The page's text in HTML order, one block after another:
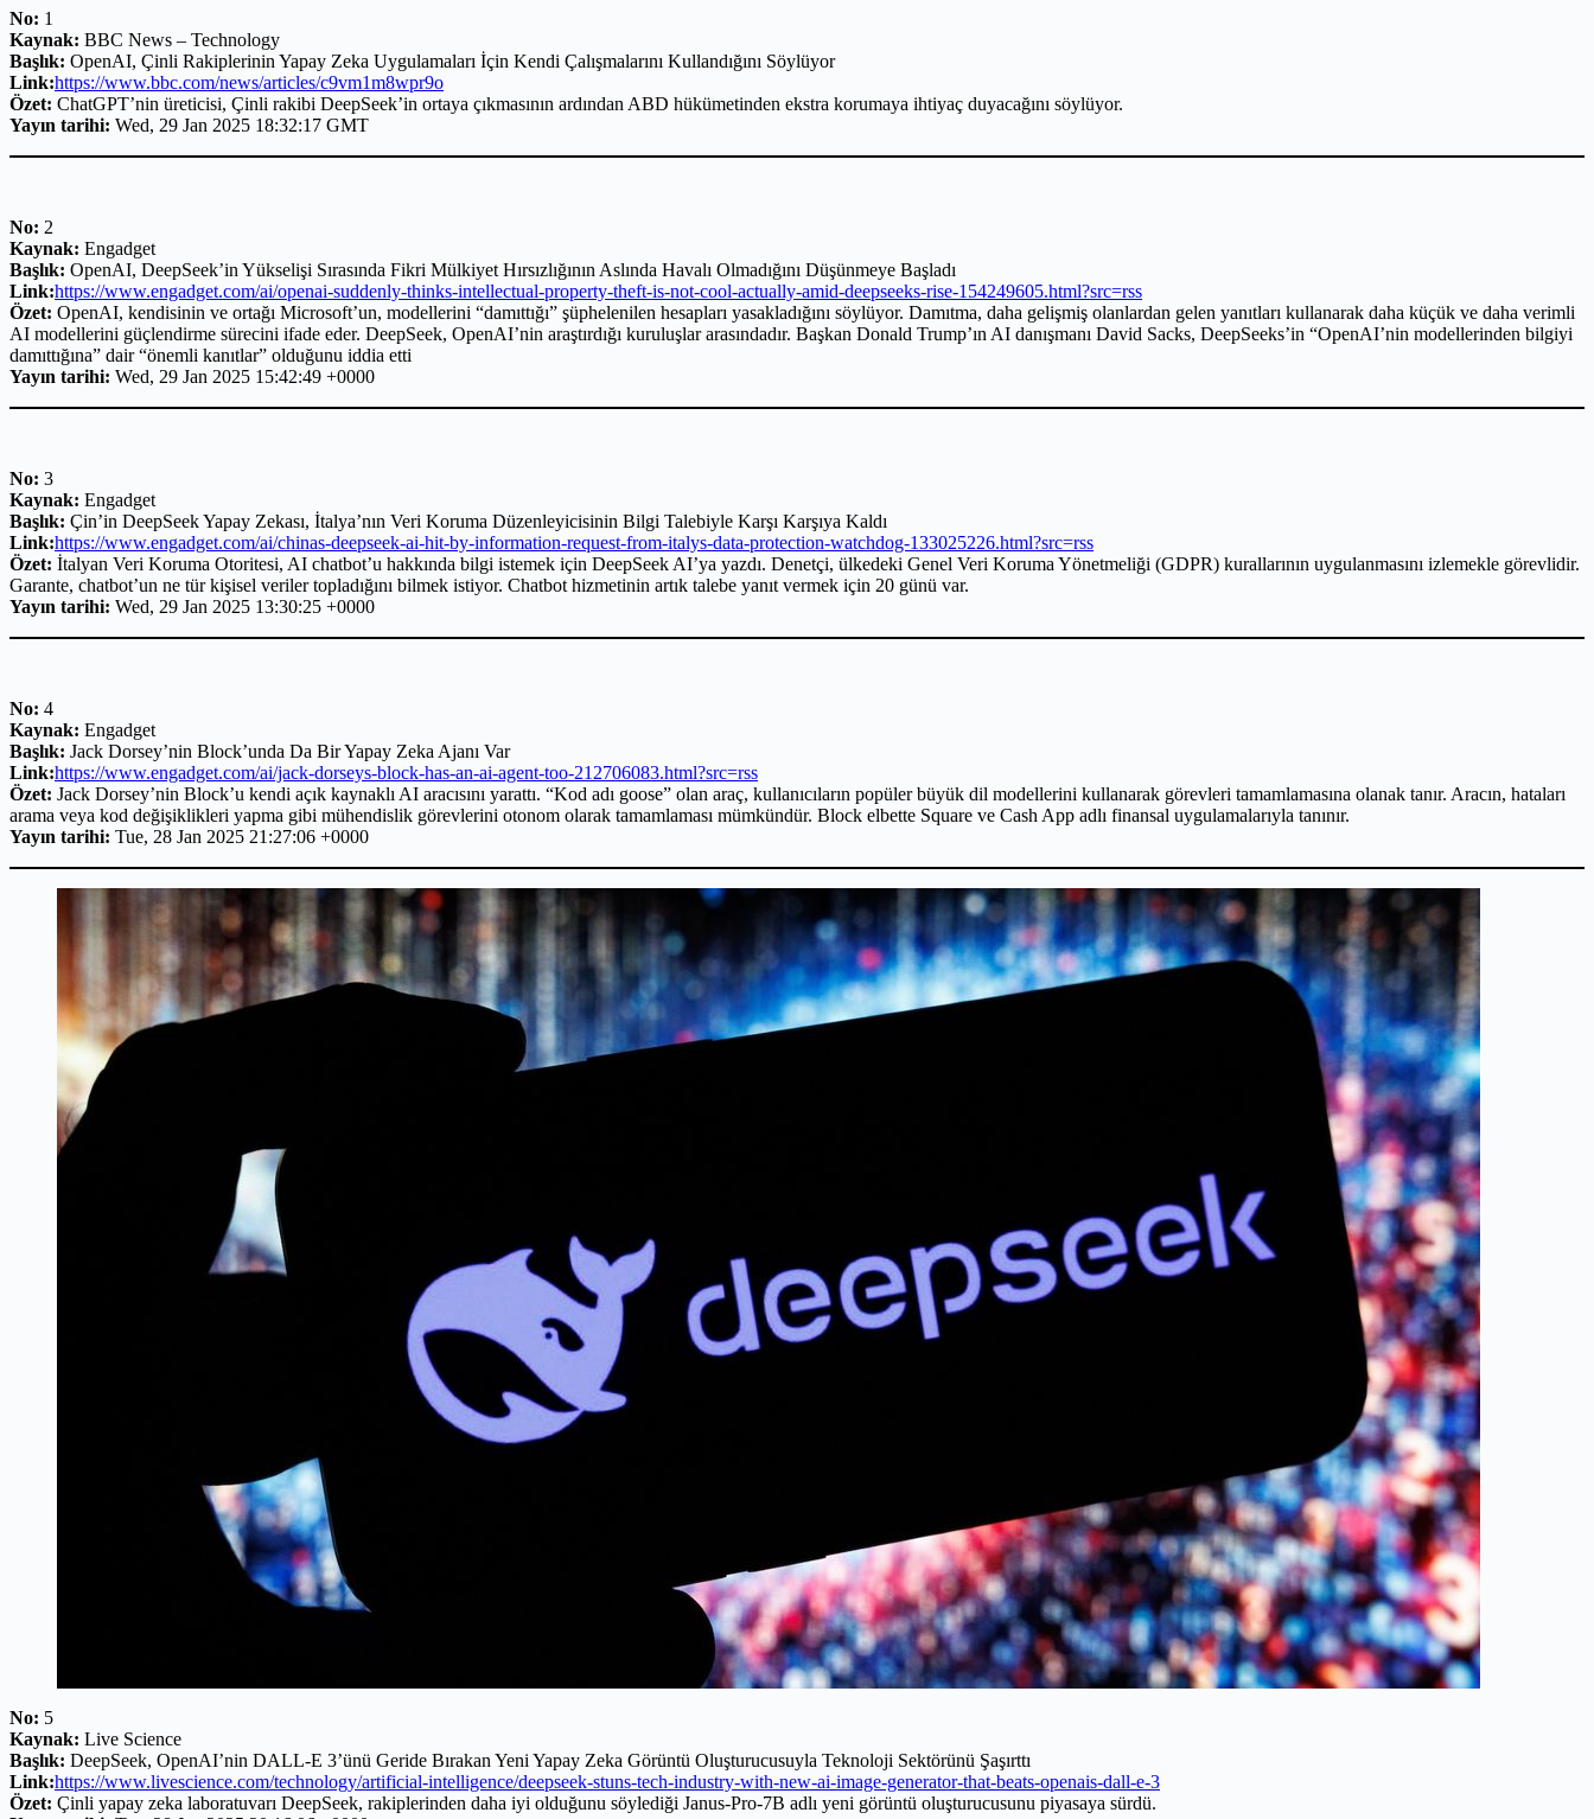
No: 1
Kaynak: BBC News – Technology
Başlık: OpenAI, Çinli Rakiplerinin Yapay Zeka Uygulamaları İçin Kendi Çalışmalarını Kullandığını Söylüyor
Link:https://www.bbc.com/news/articles/c9vm1m8wpr9o
Özet: ChatGPT’nin üreticisi, Çinli rakibi DeepSeek’in ortaya çıkmasının ardından ABD hükümetinden ekstra korumaya ihtiyaç duyacağını söylüyor.
Yayın tarihi: Wed, 29 Jan 2025 18:32:17 GMT
No: 2
Kaynak: Engadget
Başlık: OpenAI, DeepSeek’in Yükselişi Sırasında Fikri Mülkiyet Hırsızlığının Aslında Havalı Olmadığını Düşünmeye Başladı
Link:https://www.engadget.com/ai/openai-suddenly-thinks-intellectual-property-theft-is-not-cool-actually-amid-deepseeks-rise-154249605.html?src=rss
Özet: OpenAI, kendisinin ve ortağı Microsoft’un, modellerini “damıttığı” şüphelenilen hesapları yasakladığını söylüyor. Damıtma, daha gelişmiş olanlardan gelen yanıtları kullanarak daha küçük ve daha verimli
AI modellerini güçlendirme sürecini ifade eder. DeepSeek, OpenAI’nin araştırdığı kuruluşlar arasındadır. Başkan Donald Trump’ın AI danışmanı David Sacks, DeepSeeks’in “OpenAI’nin modellerinden bilgiyi
damıttığına” dair “önemli kanıtlar” olduğunu iddia etti
Yayın tarihi: Wed, 29 Jan 2025 15:42:49 +0000
No: 3
Kaynak: Engadget
Başlık: Çin’in DeepSeek Yapay Zekası, İtalya’nın Veri Koruma Düzenleyicisinin Bilgi Talebiyle Karşı Karşıya Kaldı
Link:https://www.engadget.com/ai/chinas-deepseek-ai-hit-by-information-request-from-italys-data-protection-watchdog-133025226.html?src=rss
Özet: İtalyan Veri Koruma Otoritesi, AI chatbot’u hakkında bilgi istemek için DeepSeek AI’ya yazdı. Denetçi, ülkedeki Genel Veri Koruma Yönetmeliği (GDPR) kurallarının uygulanmasını izlemekle görevlidir.
Garante, chatbot’un ne tür kişisel veriler topladığını bilmek istiyor. Chatbot hizmetinin artık talebe yanıt vermek için 20 günü var.
Yayın tarihi: Wed, 29 Jan 2025 13:30:25 +0000
No: 4
Kaynak: Engadget
Başlık: Jack Dorsey’nin Block’unda Da Bir Yapay Zeka Ajanı Var
Link:https://www.engadget.com/ai/jack-dorseys-block-has-an-ai-agent-too-212706083.html?src=rss
Özet: Jack Dorsey’nin Block’u kendi açık kaynaklı AI aracısını yarattı. “Kod adı goose” olan araç, kullanıcıların popüler büyük dil modellerini kullanarak görevleri tamamlamasına olanak tanır. Aracın, hataları
arama veya kod değişiklikleri yapma gibi mühendislik görevlerini otonom olarak tamamlaması mümkündür. Block elbette Square ve Cash App adlı finansal uygulamalarıyla tanınır.
Yayın tarihi: Tue, 28 Jan 2025 21:27:06 +0000
No: 5
Kaynak: Live Science
Başlık: DeepSeek, OpenAI’nin DALL-E 3’ünü Geride Bırakan Yeni Yapay Zeka Görüntü Oluşturucusuyla Teknoloji Sektörünü Şaşırttı
Link:https://www.livescience.com/technology/artificial-intelligence/deepseek-stuns-tech-industry-with-new-ai-image-generator-that-beats-openais-dall-e-3
Özet: Çinli yapay zeka laboratuvarı DeepSeek, rakiplerinden daha iyi olduğunu söylediği Janus-Pro-7B adlı yeni görüntü oluşturucusunu piyasaya sürdü.